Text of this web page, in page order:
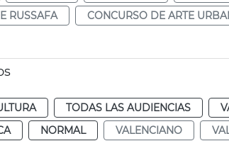
RUSSAFA
CONCURSO DE ARTE
TODAS LAS AUDIENCIAS
NORMAL VALENCIANO